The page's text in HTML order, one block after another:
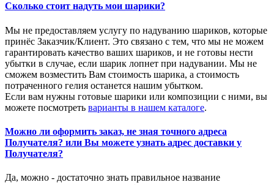
Сколько стоит надуть мои шарики?
Мы не предоставляем услугу по надуванию шариков, которые
принёс Заказчик/Клиент. Это связано с тем, что мы не можем
гарантировать качество ваших шариков, и не готовы нести
убытки в случае, если шарик лопнет при надувании. Мы не
сможем возместить Вам стоимость шарика, а стоимость
потраченного гелия останется нашим убытком.
Если вам нужны готовые шарики или композиции с ними, вы
можете посмотреть варианты в нашем каталоге.
Можно ли оформить заказ, не зная точного адреса
Получателя? или Вы можете узнать адрес доставки у
Получателя?
Да, можно - достаточно знать правильное название